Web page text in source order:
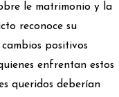
le matrimonio y la
reconoce su
positivos
enfrentan estos
queridos deberían